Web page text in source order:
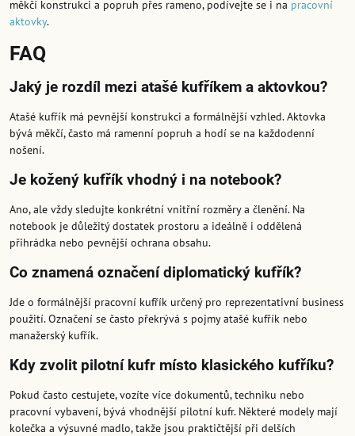
měkčí konstrukci a popruh přes rameno, podívejte se i na pracovní
aktovky.
FAQ
Jaký je rozdíl mezi atašé kufříkem a aktovkou?
Atašé kufřík má pevnější konstrukci a formálnější vzhled. Aktovka
bývá měkčí, často má ramenní popruh a hodí se na každodenní
nošení.
Je kožený kufřík vhodný i na notebook?
Ano, ale vždy sledujte konkrétní vnitřní rozměry a členění. Na
notebook je důležitý dostatek prostoru a ideálně i oddělená
přihrádka nebo pevnější ochrana obsahu.
Co znamená označení diplomatický kufřík?
Jde o formálnější pracovní kufřík určený pro reprezentativní business
použití. Označení se často překrývá s pojmy atašé kufřík nebo
manažerský kufřík.
Kdy zvolit pilotní kufr místo klasického kufříku?
Pokud často cestujete, vozíte více dokumentů, techniku nebo
pracovní vybavení, bývá vhodnější pilotní kufr. Některé modely mají
kolečka a výsuvné madlo, takže jsou praktičtější při delších